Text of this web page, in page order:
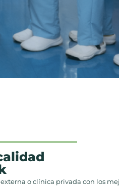
o clínica privada con los